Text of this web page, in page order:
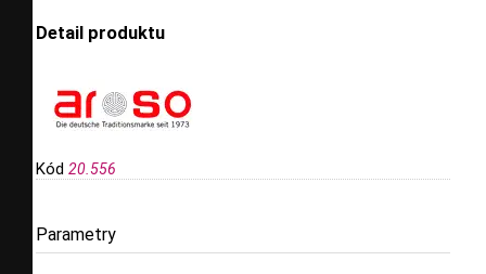
Detail produktu
Kód 20.556
Parametry